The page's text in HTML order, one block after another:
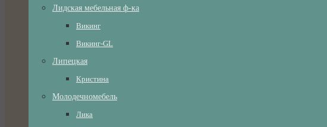
Лидская мебельная ф-ка
Викинг
Викинг-GL
Липецкая
Кристина
Молодечномебель
Лика